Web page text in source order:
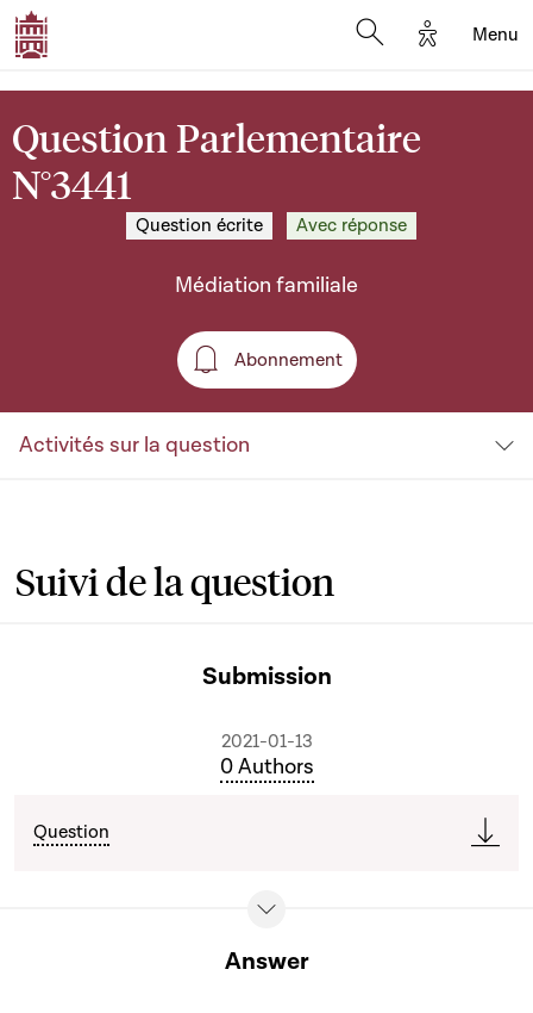
Options
Menu
Question Parlementaire
N°3441
Question écrite Avec réponse
Médiation familiale
Abonnement
Abonnement
Activités sur la question
Suivi de la question
Submission
2021-01-13
0 Authors
Question
Answer